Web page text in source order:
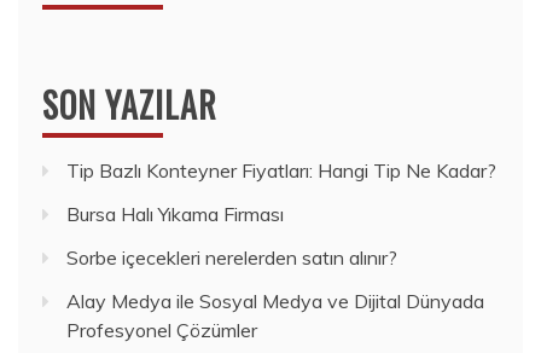
SON YAZILAR
Tip Bazlı Konteyner Fiyatları: Hangi Tip Ne Kadar?
Bursa Halı Yıkama Firması
Sorbe içecekleri nerelerden satın alınır?
Alay Medya ile Sosyal Medya ve Dijital Dünyada
Profesyonel Çözümler